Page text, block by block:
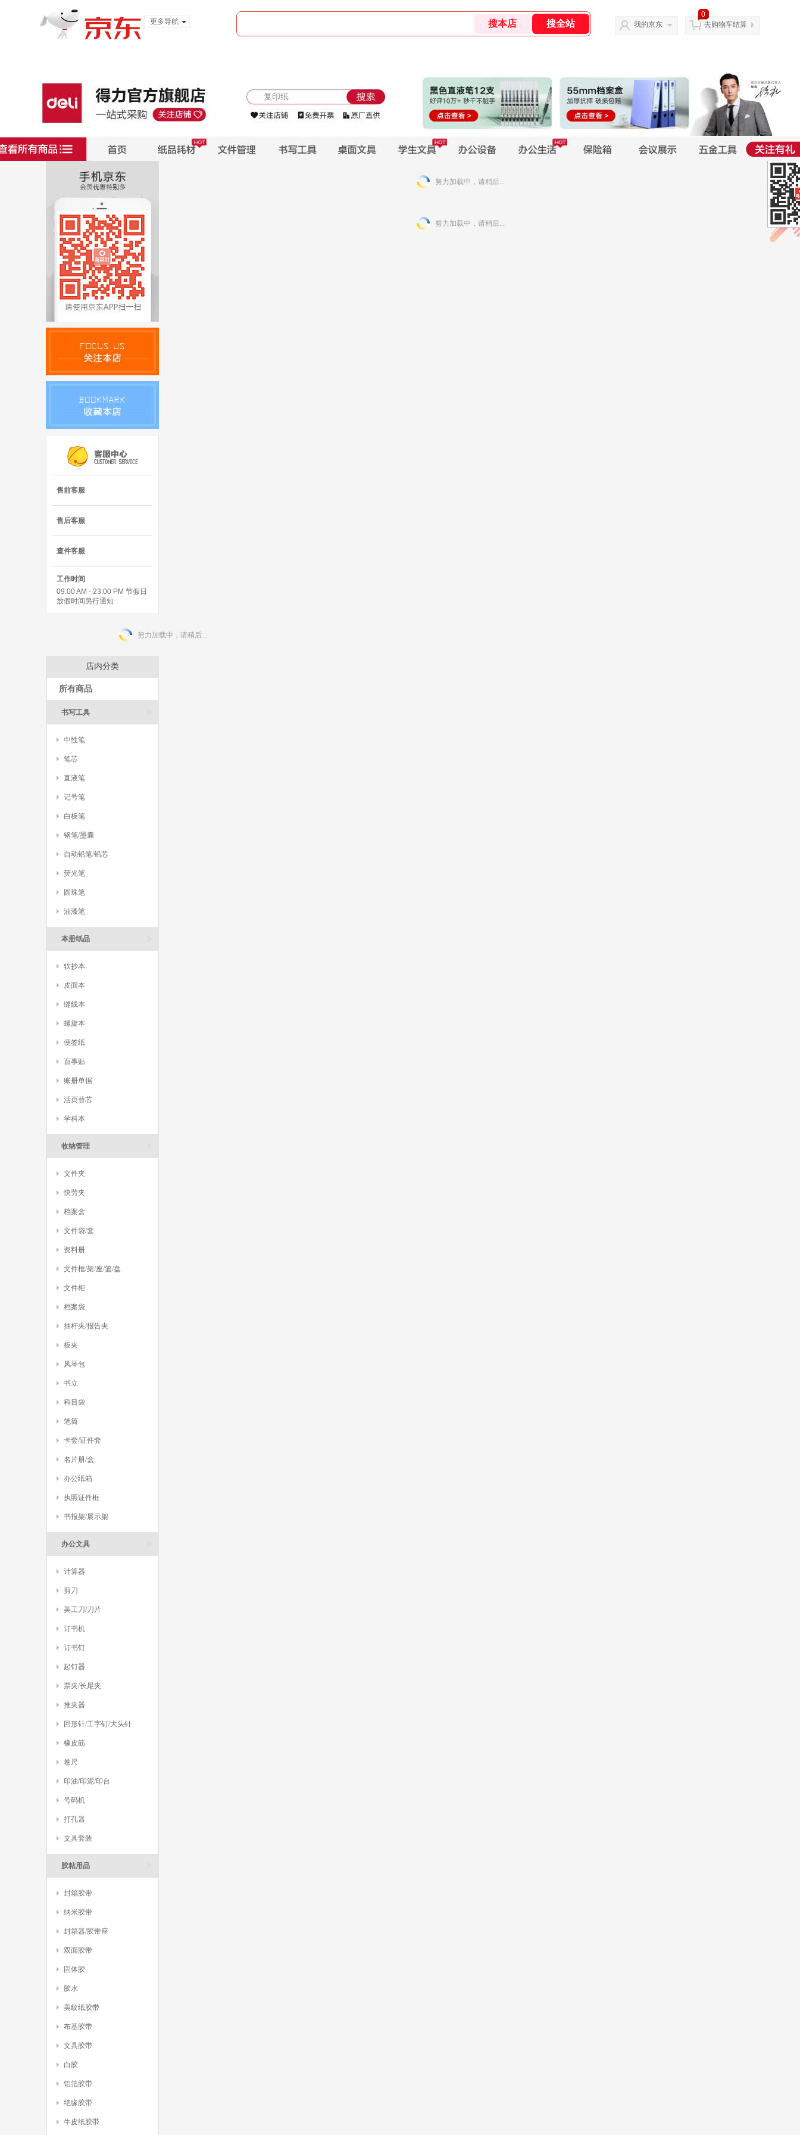
更多导航
我的京东
0
去购物车结算
售前客服
售后客服
查件客服
工作时间
09:00 AM - 23:00 PM 节假日
放假时间另行通知
努力加载中，请稍后...
店内分类
所有商品
书写工具
中性笔
笔芯
直液笔
记号笔
白板笔
钢笔/墨囊
自动铅笔/铅芯
荧光笔
圆珠笔
油漆笔
本册纸品
软抄本
皮面本
缝线本
螺旋本
便签纸
百事贴
账册单据
活页替芯
学科本
收纳管理
文件夹
快劳夹
档案盒
文件袋/套
资料册
文件框/架/座/篮/盘
文件柜
档案袋
抽杆夹/报告夹
板夹
风琴包
书立
科目袋
笔筒
卡套/证件套
名片册/盒
办公纸箱
执照证件框
书报架/展示架
办公文具
计算器
剪刀
美工刀/刀片
订书机
订书钉
起钉器
票夹/长尾夹
推夹器
回形针/工字钉/大头针
橡皮筋
卷尺
印油/印泥/印台
号码机
打孔器
文具套装
胶粘用品
封箱胶带
纳米胶带
封箱器/胶带座
双面胶带
固体胶
胶水
美纹纸胶带
布基胶带
文具胶带
白胶
铝箔胶带
绝缘胶带
牛皮纸胶带
努力加载中，请稍后...
努力加载中，请稍后...